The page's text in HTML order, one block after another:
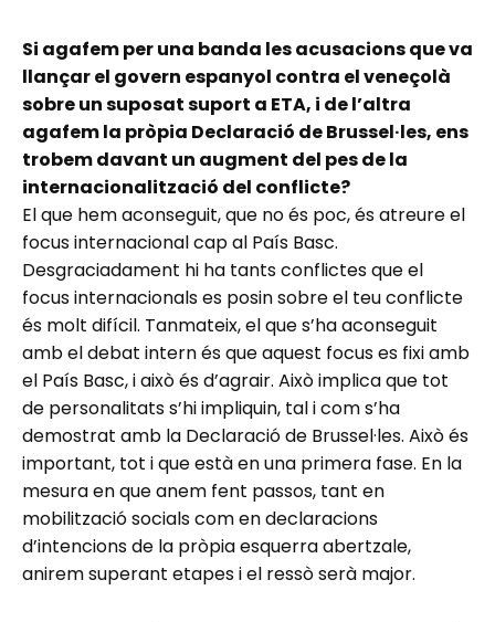
Si agafem per una banda les acusacions que va
llançar el govern espanyol contra el veneçolà
sobre un suposat suport a ETA, i de l’altra
agafem la pròpia Declaració de Brussel·les, ens
trobem davant un augment del pes de la
internacionalització del conflicte?
El que hem aconseguit, que no és poc, és atreure el
focus internacional cap al País Basc.
Desgraciadament hi ha tants conflictes que el
focus internacionals es posin sobre el teu conflicte
és molt difícil. Tanmateix, el que s’ha aconseguit
amb el debat intern és que aquest focus es fixi amb
el País Basc, i això és d’agrair. Això implica que tot
de personalitats s’hi impliquin, tal i com s’ha
demostrat amb la Declaració de Brussel·les. Això és
important, tot i que està en una primera fase. En la
mesura en que anem fent passos, tant en
mobilització socials com en declaracions
d’intencions de la pròpia esquerra abertzale,
anirem superant etapes i el ressò serà major.